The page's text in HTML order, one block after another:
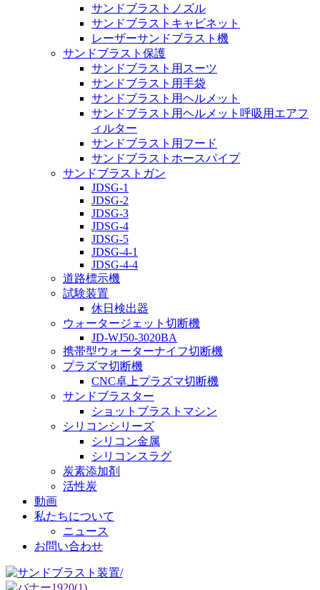
サンドブラストノズル
サンドブラストキャビネット
レーザーサンドブラスト機
サンドブラスト保護
サンドブラスト用スーツ
サンドブラスト用手袋
サンドブラスト用ヘルメット
サンドブラスト用ヘルメット呼吸用エアフ
ィルター
サンドブラスト用フード
サンドブラストホースパイプ
サンドブラストガン
JDSG-1
JDSG-2
JDSG-3
JDSG-4
JDSG-5
JDSG-4-1
JDSG-4-4
道路標示機
試験装置
休日検出器
ウォータージェット切断機
JD-WJ50-3020BA
携帯型ウォーターナイフ切断機
プラズマ切断機
CNC卓上プラズマ切断機
サンドブラスター
ショットブラストマシン
シリコンシリーズ
シリコン金属
シリコンスラグ
炭素添加剤
活性炭
動画
私たちについて
ニュース
お問い合わせ